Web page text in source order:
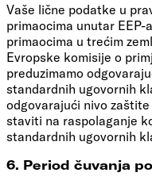
Vaše lične podatke u
primaocima unutar
primaocima u trećim
Evropske komisije o
preduzimamo
standardnih ugovornih
odgovarajući nivo
staviti na raspolaganje
standardnih ugovornih
6. Period čuvanja